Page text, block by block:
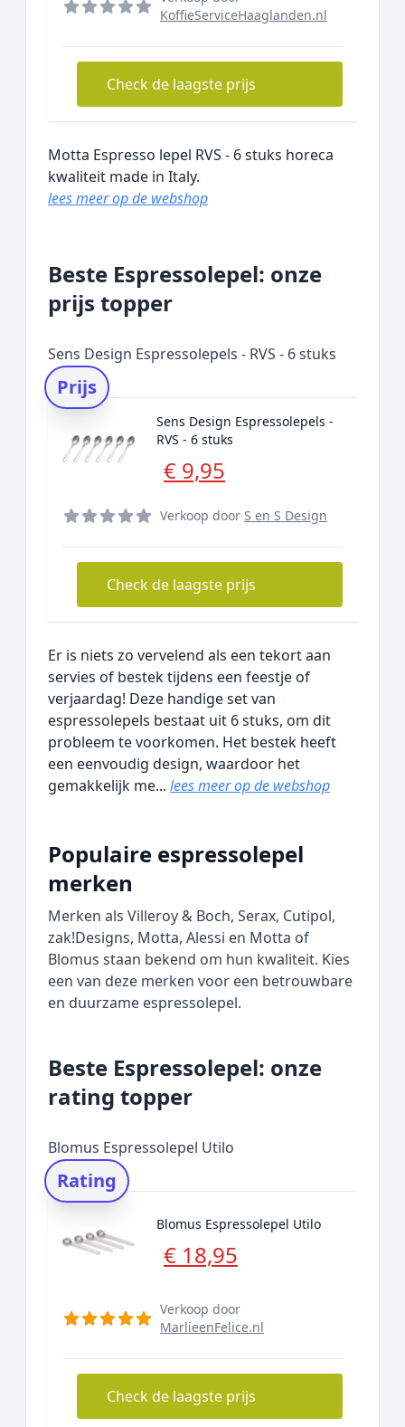
KoffieServiceHaaglanden.nl
Check de laagste prijs
Motta Espresso lepel RVS - 6 stuks horeca
kwaliteit made in Italy.
lees meer op de webshop
Beste Espressolepel: onze
prijs topper
Sens Design Espressolepels - RVS - 6 stuks
Prijs
Sens Design Espressolepels -
RVS - 6 stuks
€ 9,95
Verkoop door S en S Design
Check de laagste prijs
Er is niets zo vervelend als een tekort aan
servies of bestek tijdens een feestje of
verjaardag! Deze handige set van
espressolepels bestaat uit 6 stuks, om dit
probleem te voorkomen. Het bestek heeft
een eenvoudig design, waardoor het
gemakkelijk me... lees meer op de webshop
Populaire espressolepel
merken
Merken als Villeroy & Boch, Serax, Cutipol,
zak!Designs, Motta, Alessi en Motta of
Blomus staan bekend om hun kwaliteit. Kies
een van deze merken voor een betrouwbare
en duurzame espressolepel.
Beste Espressolepel: onze
rating topper
Blomus Espressolepel Utilo
Rating
Blomus Espressolepel Utilo
€ 18,95
Verkoop door
MarlieenFelice.nl
Check de laagste prijs